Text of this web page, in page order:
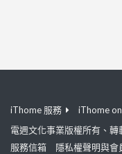
iThome 服務 iThome
電週文化事業版權所有、
服務信箱
隱私權聲明與會